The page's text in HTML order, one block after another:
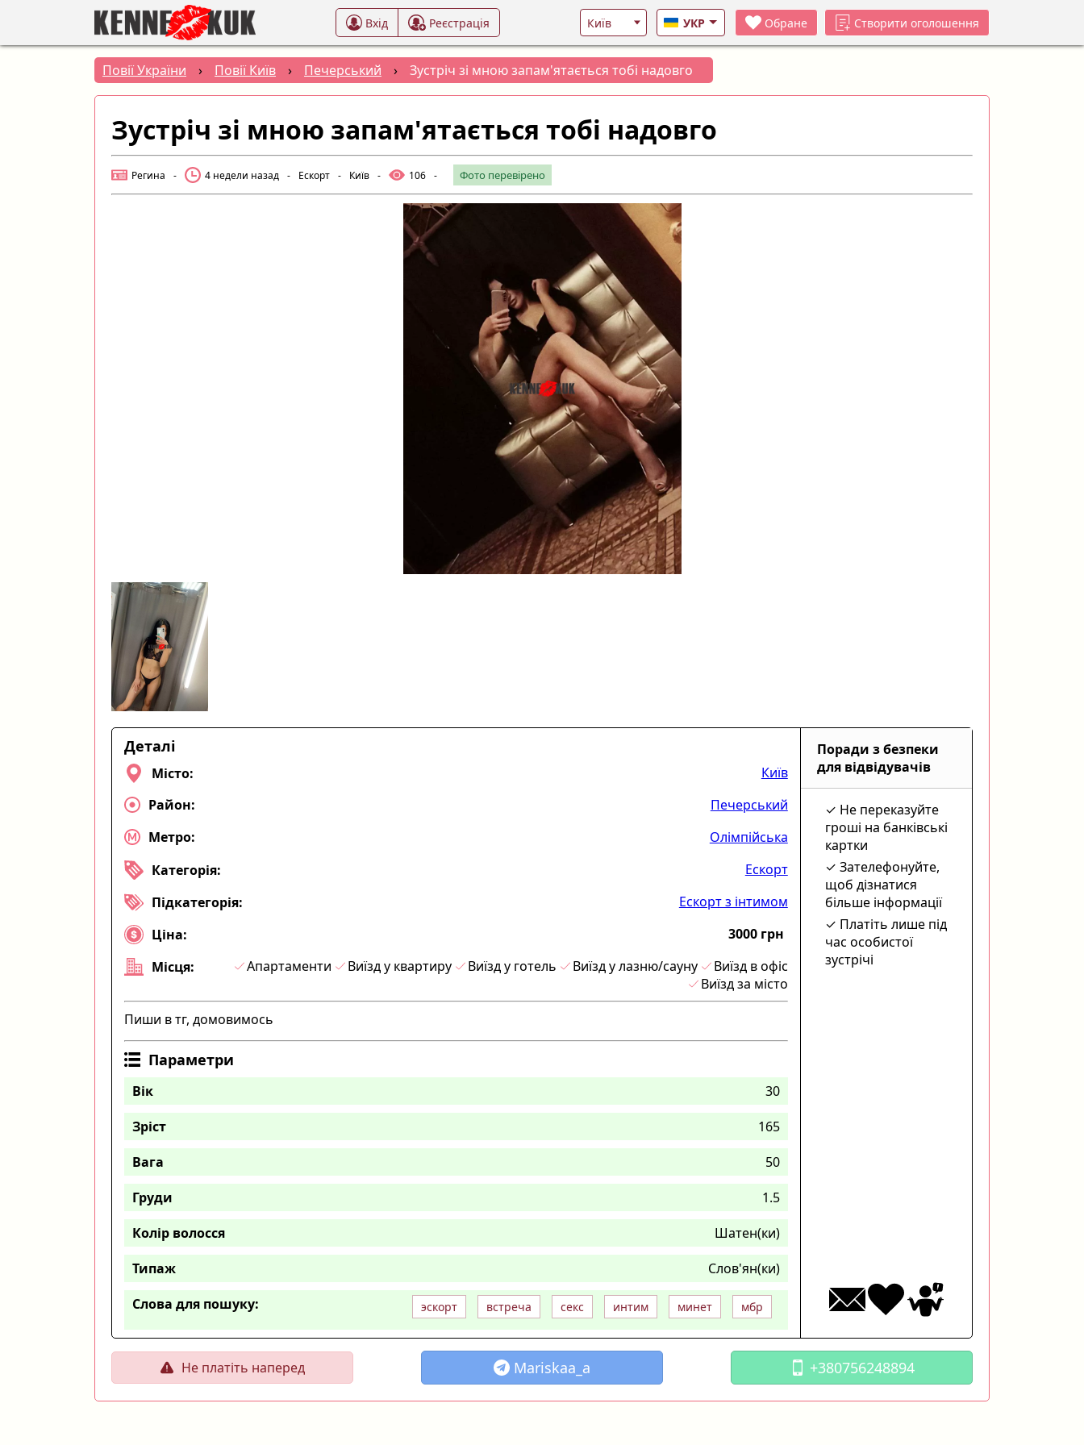
Вхід Реєстрація УКР Обране Створити оголошення
Повії України › Повії Київ › Печерський › Зустріч зі мною запам'ятається тобі надовго
Зустріч зі мною запам'ятається тобі надовго
Регина - 4 недели назад - Ескорт - Київ - 106 - Фото перевірено
Деталі
Місто:
Київ
Район:
Печерський
Метро:
Олімпійська
Категорія:
Ескорт
Підкатегорія:
Ескорт з інтимом
Ціна:
3000 грн
Місця:
Апартаменти Виїзд у квартиру Виїзд у готель Виїзд у лазню/сауну
Виїзд в офіс
Виїзд за місто
Пиши в тг, домовимось
Параметри
Вік
30
Зріст
165
Вага
50
Груди
1.5
Колір волосся
Шатен(ки)
Типаж
Слов'ян(ки)
Слова для пошуку:
эскорт встреча секс интим минет мбр
Поради з безпеки
для відвідувачів
Не переказуйте
гроші на банківські
картки
Зателефонуйте,
щоб дізнатися
більше інформації
Платіть лише під
час особистої
зустрічі
Не платіть наперед Mariskaa_a +380756248894